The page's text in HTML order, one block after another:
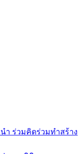
ำ ร่วมคิดร่วมทำสร้าง